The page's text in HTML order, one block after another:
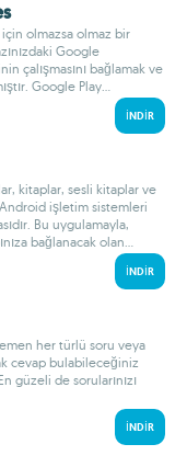
olmazsa olmaz bir
Google
çalışmasını bağlamak ve
Google Play...
İNDIR
kitaplar, sesli kitaplar ve
işletim sistemleri
Bu uygulamayla,
bağlanacak olan...
İNDIR
her türlü soru veya
cevap bulabileceğiniz
güzeli de sorularınızı
İNDIR